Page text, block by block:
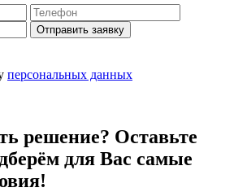
Отправить заявку
персональных данных
решение? Оставьте
для Вас самые